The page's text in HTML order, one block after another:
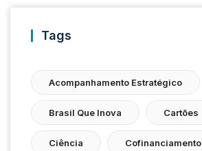
Tags
Acompanhamento Estratégico
Brasil Que Inova Cartões
Ciência Cofinanciamento